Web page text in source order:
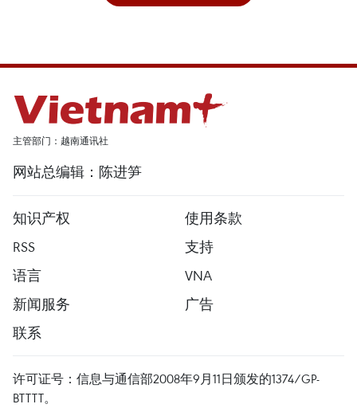
主管部门：越南通讯社
网站总编辑：陈进笋
知识产权
使用条款
RSS
支持
语言
VNA
新闻服务
广告
联系
许可证号：信息与通信部2008年9月11日颁发的1374/GP-
BTTTT。